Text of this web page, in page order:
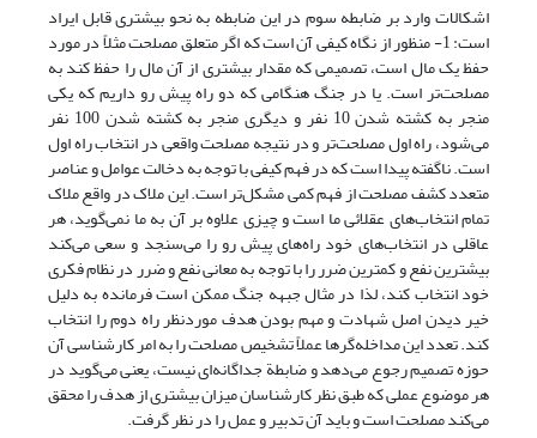
اشکالات وارد بر ضابطه سوم در این ضابطه به نحو بیشتری قابل ایراد
است: 1- منظور از نگاه کیفی آن است که اگر متعلق مصلحت مثلاً در مورد
حفظ یک مال است، تصمیمی که مقدار بیشتری از آن مال را حفظ کند به
مصلحت‌تر است. یا در جنگ هنگامی که دو راه پیش رو داریم که یکی
منجر به کشته شدن 10 نفر و دیگری منجر به کشته شدن 100 نفر
می‌شود، راه اول مصلحت‌تر و در نتیجه مصلحت واقعی در انتخاب راه اول
است. ناگفته پیدا است که در فهم کیفی با توجه به دخالت عوامل و عناصر
متعدد کشف مصلحت از فهم کمی مشکل‌تر است. این ملاک در واقع ملاک
تمام انتخاب‌های عقلائی ما است و چیزی علاوه بر آن به ما نمی‌گوید، هر
عاقلی در انتخاب‌های خود راه‌های پیش رو را می‌سنجد و سعی می‌کند
بیشترین نفع و کمترین ضرر را با توجه به معانی نفع و ضرر در نظام فکری
خود انتخاب کند، لذا در مثال جبهه جنگ ممکن است فرمانده به دلیل
خیر دیدن اصل شهادت و مهم بودن هدف موردنظر راه دوم را انتخاب
کند. تعدد این مداخله‌گرها عملاً تشخیص مصلحت را به امر کارشناسی آن
حوزه تصمیم رجوع می‌دهد و ضابطة جداگانه‌ای نیست، یعنی می‌گوید در
هر موضوع عملی که طبق نظر کارشناسان میزان بیشتری از هدف را محقق
می‌کند مصلحت است و باید آن تدبیر و عمل را در نظر گرفت.